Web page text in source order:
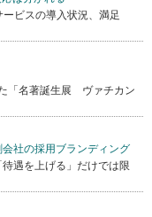
ビスの導入状況、満足
「名著誕生展 ヴァチカン
社の採用ブランディング
遇を上げる」だけでは限